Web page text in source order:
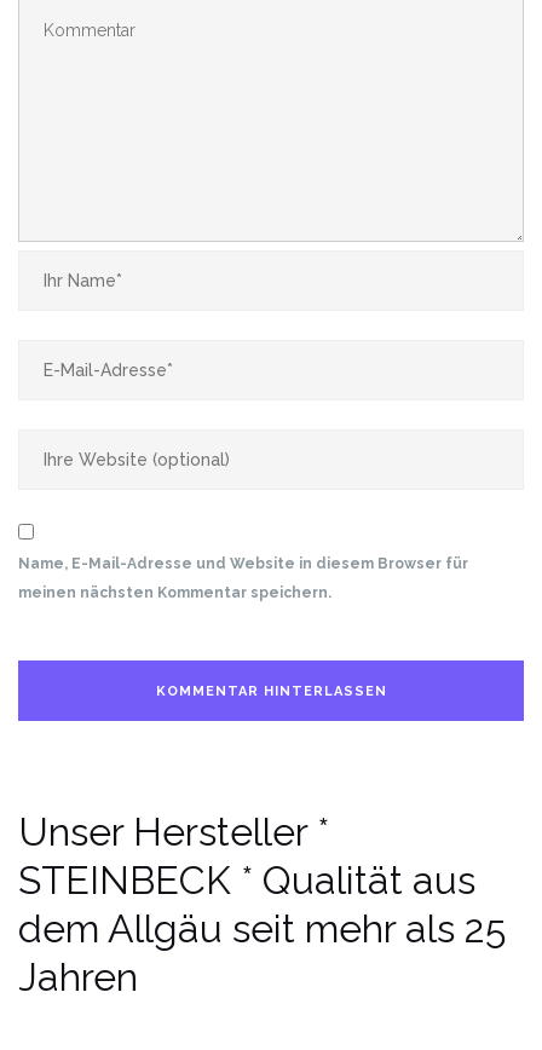
Name, E-Mail-Adresse und Website in diesem Browser für
meinen nächsten Kommentar speichern.
Unser Hersteller *
STEINBECK * Qualität aus
dem Allgäu seit mehr als 25
Jahren